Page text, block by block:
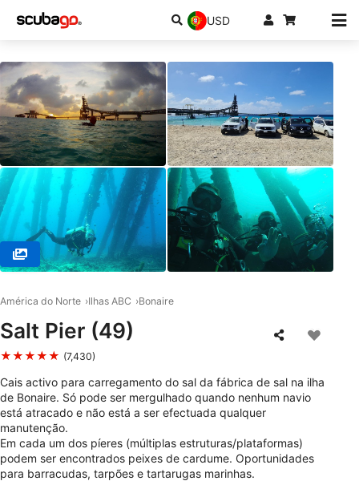
USD
América do Norte Ilhas ABC Bonaire
Salt Pier (49)
★★★★★ (7,430)
Cais activo para carregamento do sal da fábrica de sal na ilha
de Bonaire. Só pode ser mergulhado quando nenhum navio
está atracado e não está a ser efectuada qualquer
manutenção.
Em cada um dos píeres (múltiplas estruturas/plataformas)
podem ser encontrados peixes de cardume. Oportunidades
para barracudas, tarpões e tartarugas marinhas.